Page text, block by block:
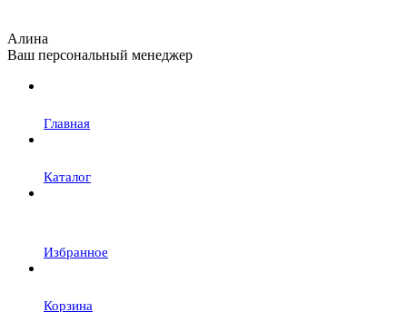
Алина
Ваш персональный менеджер
Главная
Каталог
Избранное
Корзина